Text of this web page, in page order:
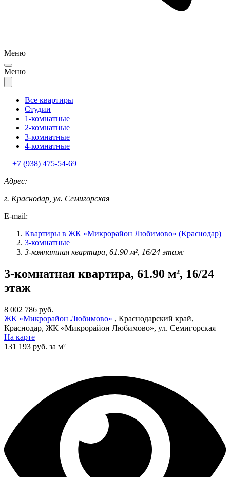
Меню
Меню
Все квартиры
Студии
1-комнатные
2-комнатные
3-комнатные
4-комнатные
+7 (938) 475-54-69
Адрес:
г. Краснодар, ул. Семигорская
E-mail:
Квартиры в ЖК «Микрорайон Любимово» (Краснодар)
3-комнатные
3-комнатная квартира, 61.90 м², 16/24 этаж
3-комнатная квартира, 61.90 м², 16/24
этаж
8 002 786 руб.
ЖК «Микрорайон Любимово» , Краснодарский край,
Краснодар, ЖК «Микрорайон Любимово», ул. Семигорская
На карте
131 193 руб. за м²